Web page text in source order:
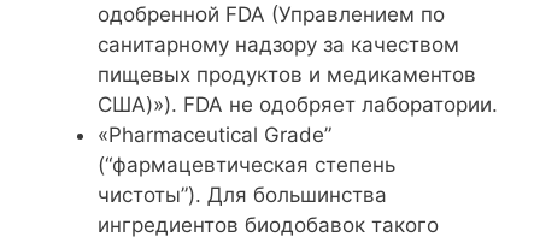
одобренной FDA (Управлением по
санитарному надзору за качеством
пищевых продуктов и медикаментов
США)»). FDA не одобряет лаборатории.
«Pharmaceutical Grade”
(“фармацевтическая степень
чистоты”). Для большинства
ингредиентов биодобавок такого